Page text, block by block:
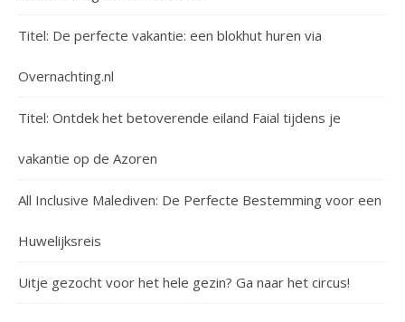
Titel: De perfecte vakantie: een blokhut huren via
Overnachting.nl
Titel: Ontdek het betoverende eiland Faial tijdens je
vakantie op de Azoren
All Inclusive Malediven: De Perfecte Bestemming voor een
Huwelijksreis
Uitje gezocht voor het hele gezin? Ga naar het circus!